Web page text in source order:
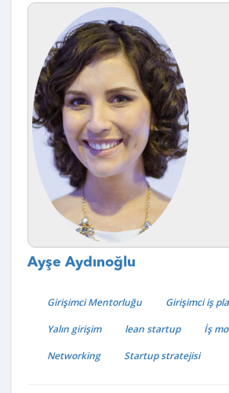
Ayşe Aydınoğlu
Girişimci Mentorluğu
Girişimci iş
Yalın girişim
lean startup
İş
Networking
Startup stratejisi